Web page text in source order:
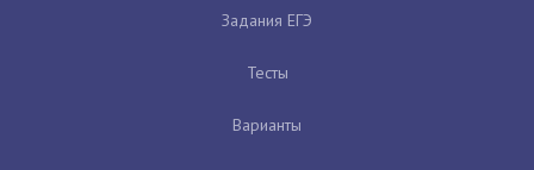
Задания ЕГЭ
Тесты
Варианты